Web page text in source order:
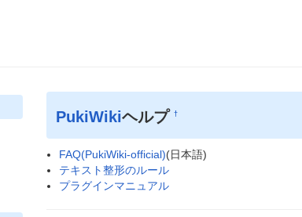
PukiWikiヘルプ†
FAQ(PukiWiki-official)(日本語)
テキスト整形のルール
プラグインマニュアル